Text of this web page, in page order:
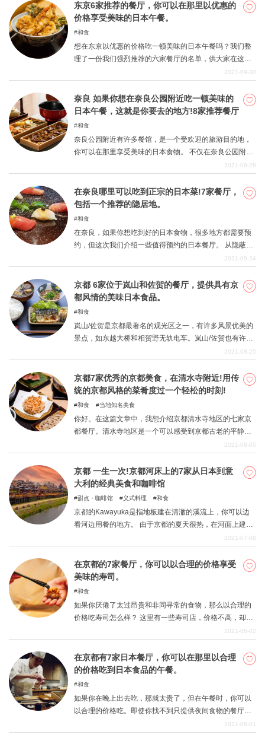
东京6家推荐的餐厅，你可以在那里以优惠的
价格享受美味的日本午餐。
和食
想在东京以优惠的价格吃一顿美味的日本午餐吗？我们整
理了一份我们强烈推荐的六家餐厅的名单，供大家在这种
场合使用。日本食品有许多不同的流派，包括日本料理、
特色餐厅。白天和晚上的价格范围也完全不同。我们根据
各地区的特点，收集了一些物美价廉、味道鲜美、便于游
览的日本餐厅。在选择餐厅时，请将它们作为参考。
2021-09-30
奈良 如果你想在奈良公园附近吃一顿美味的
日本午餐，这就是你要去的地方!8家推荐餐厅
和食
奈良公园附近有许多餐馆，是一个受欢迎的旅游目的地，
你可以在那里享受美味的日本食物。 不仅在奈良公园附
近，而且在奈良公园内也有一些餐馆和旅馆（日式餐
可以品尝到它们。 在奈良公园观光时，可将其作为参考。
2021-09-28
在奈良哪里可以吃到正宗的日本菜!7家餐厅，
包括一个推荐的隐居地。
和食
在奈良，如果你想吃到好的日本食物，很多地方都需要预
约，但这次我们介绍一些值得预约的日本餐厅。 从隐蔽的
地方到酒店里的日本餐厅，从容易到达的地方到更复杂的
地方。 请亲自去试试。
2021-09-24
京都 6家位于岚山和佐贺的餐厅，提供具有京
都风情的美味日本食品。
和食
岚山/佐贺是京都最著名的观光区之一，有许多风景优美的
景点，如东越大桥和相贺野无轨电车。岚山/佐贺也有许多
美味的日本餐厅，可以让人感受到京都的味道。京都的典
个音节，是伴随着宫廷文化和禅宗文化的历史背景而形成
的。你可能听说过怀石料理和素食料理。同样不容错过的
还有被称为京都传统家常菜的Obanzai。这里有六家餐
2021-08-25
京都7家优秀的京都美食，在清水寺附近!用传
统的京都风格的菜肴度过一个轻松的时刻!
和食 当地知名美食
你好。在这篇文章中，我想介绍京都清水寺地区的七家京
都餐厅。清水寺地区是一个可以感受到京都古老的平静和
传统的地区，在那里你可以享受到非常具有京都特色的观
的。我们希望您能享受到京都的传统美食。
2021-08-05
京都 一生一次!京都河床上的7家从日本到意
大利的经典美食和咖啡馆
甜点・咖啡馆 义式料理 和食
京都的Kawayuka是指地板建在清澈的溪流上，你可以边
看河边用餐的地方。 由于京都的夏天很热，在河面上建造
一个楼层，让人们可以在上面用餐，也意味着他们可以在
沿着加茂河和木船河一字排开，甚至有kawadoko餐厅的地
位。如果晚餐太贵，你也可以在午餐时享受kawadoko。我
们已经收集了一些在京都可以享受这种kawadoko的最好的
2021-07-08
在京都的7家餐厅，你可以以合理的价格享受
美味的寿司。
和食
如果你厌倦了太过昂贵和非同寻常的食物，那么以合理的
价格吃寿司怎么样？ 这里有一些寿司店，价格不高，却很
舒适，但会让你觉得自己在京都，所以当你觉得想快速吃
所以你可以确信你的胃和心灵都会得到极大的满足!
2021-06-02
在京都有7家日本餐厅，你可以在那里以合理
的价格吃到日本食品的午餐。
和食
如果你在晚上出去吃，那就太贵了，但在午餐时，你可以
以合理的价格吃。即使你找不到只提供夜间食物的餐厅，
我们也会介绍一些也提供午餐的餐厅，当你想在京都吃日
2021-06-01